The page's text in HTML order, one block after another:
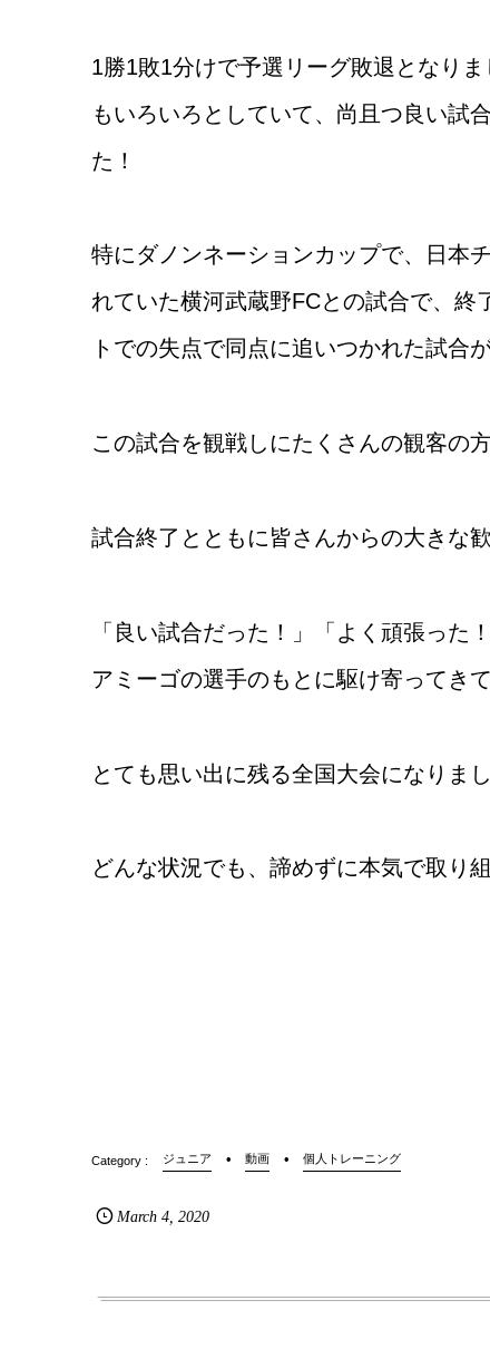
1勝1敗1分けで予選リーグ敗退となり
もいろいろとしていて、尚且つ良い試
た！
特にダノンネーションカップで、日本
れていた横河武蔵野FCとの試合で、終
トでの失点で同点に追いつかれた試合
この試合を観戦しにたくさんの観客の
試合終了とともに皆さんからの大きな
「良い試合だった！」「よく頑張っ
アミーゴの選手のもとに駆け寄ってき
とても思い出に残る全国大会になりまし
どんな状況でも、諦めずに本気で取り
ジュニア 動画 個人トレーニング
March 4 ,2020